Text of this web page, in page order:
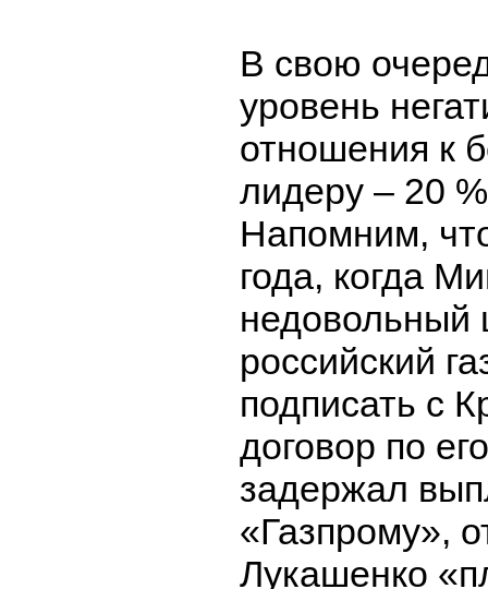
В свою
уровень
отношения к
лидеру – 20
Напомним,
года, когда
недовольный
российский
подписать с
договор по
задержал
«Газпрому»,
Лукашенко